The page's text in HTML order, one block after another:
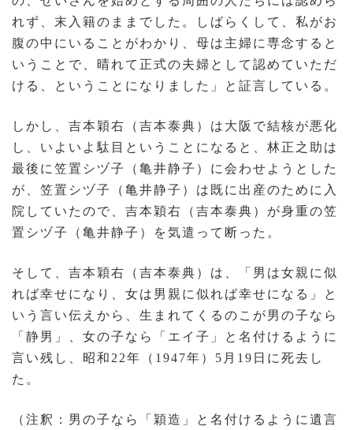
れず、末入籍のままでした。しばらくして、私がお
腹の中にいることがわかり、母は主婦に専念すると
いうことで、晴れて正式の夫婦として認めていただ
ける、ということになりました」と証言している。
しかし、吉本穎右（吉本泰典）は大阪で結核が悪化
し、いよいよ駄目ということになると、林正之助は
最後に笠置シヅ子（亀井静子）に会わせようとした
が、笠置シヅ子（亀井静子）は既に出産のために入
院していたので、吉本穎右（吉本泰典）が身重の笠
置シヅ子（亀井静子）を気遣って断った。
そして、吉本穎右（吉本泰典）は、「男は女親に似
れば幸せになり、女は男親に似れば幸せになる」と
いう言い伝えから、生まれてくるのこが男の子なら
「静男」、女の子なら「エイ子」と名付けるように
言い残し、昭和22年（1947年）5月19日に死去し
た。
（注釈：男の子なら「穎造」と名付けるように遺言